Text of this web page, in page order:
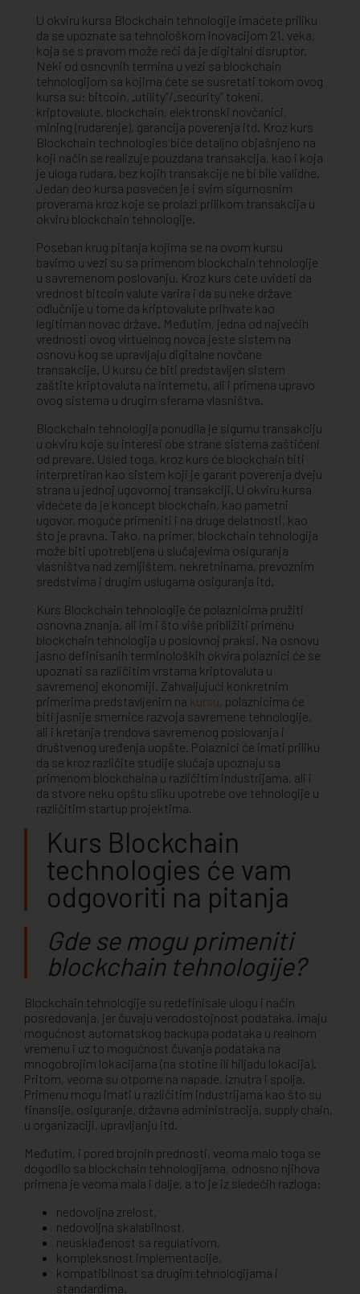
U okviru kursa Blockchain tehnologije imaćete priliku
da se upoznate sa tehnološkom inovacijom 21. veka,
koja se s pravom može reći da je digitalni disruptor.
Neki od osnovnih termina u vezi sa blockchain
tehnologijom sa kojima ćete se susretati tokom ovog
kursa su: bitcoin, „utility”/„security” tokeni,
kriptovalute, blockchain, elektronski novčanici,
mining (rudarenje), garancija poverenja itd. Kroz kurs
Blockchain technologies biće detaljno objašnjeno na
koji način se realizuje pouzdana transakcija, kao i koja
je uloga rudara, bez kojih transakcije ne bi bile validne.
Jedan deo kursa posvećen je i svim sigurnosnim
proverama kroz koje se prolazi prilikom transakcija u
okviru blockchain tehnologije.
Poseban krug pitanja kojima se na ovom kursu
bavimo u vezi su sa primenom blockchain tehnologije
u savremenom poslovanju. Kroz kurs ćete uvideti da
vrednost bitcoin valute varira i da su neke države
odlučnije u tome da kriptovalute prihvate kao
legitiman novac države. Međutim, jedna od najvećih
vrednosti ovog virtuelnog novca jeste sistem na
osnovu kog se upravljaju digitalne novčane
transakcije. U kursu će biti predstavljen sistem
zaštite kriptovaluta na internetu, ali i primena upravo
ovog sistema u drugim sferama vlasništva.
Blockchain tehnologija ponudila je sigurnu transakciju
u okviru koje su interesi obe strane sistema zaštićeni
od prevare. Usled toga, kroz kurs će blockchain biti
interpretiran kao sistem koji je garant poverenja dveju
strana u jednoj ugovornoj transakciji. U okviru kursa
videćete da je koncept blockchain, kao pametni
ugovor, moguće primeniti i na druge delatnosti, kao
što je pravna. Tako, na primer, blockchain tehnologija
može biti upotrebljena u slučajevima osiguranja
vlasništva nad zemljištem, nekretninama, prevoznim
sredstvima i drugim uslugama osiguranja itd.
Kurs Blockchain tehnologije će polaznicima pružiti
osnovna znanja, ali im i što više približiti primenu
blockchain tehnologija u poslovnoj praksi. Na osnovu
jasno definisanih terminoloških okvira polaznici će se
upoznati sa različitim vrstama kriptovaluta u
savremenoj ekonomiji. Zahvaljujući konkretnim
primerima predstavljenim na kursu , polaznicima će
biti jasnije smernice razvoja savremene tehnologije,
ali i kretanja trendova savremenog poslovanja i
društvenog uređenja uopšte. Polaznici će imati priliku
da se kroz različite studije slučaja upoznaju sa
primenom blockchaina u različitim industrijama, ali i
da stvore neku opštu sliku upotrebe ove tehnologije u
različitim startup projektima.
Kurs Blockchain
technologies će vam
odgovoriti na pitanja
Gde se mogu primeniti
blockchain tehnologije?
Blockchain tehnologije su redefinisale ulogu i način
posredovanja, jer čuvaju verodostojnost podataka, imaju
mogućnost automatskog backupa podataka u realnom
vremenu i uz to mogućnost čuvanja podataka na
mnogobrojim lokacijama (na stotine ili hiljadu lokacija).
Pritom, veoma su otporne na napade, iznutra i spolja.
Primenu mogu imati u različitim industrijama kao što su
finansije, osiguranje, državna administracija, supply chain,
u organizaciji, upravljanju itd.
Međutim, i pored brojnih prednosti, veoma malo toga se
dogodilo sa blockchain tehnologijama, odnosno njihova
primena je veoma mala i dalje, a to je iz sledećih razloga:
nedovoljna zrelost,
nedovoljna skalabilnost,
neusklađenost sa regulativom,
kompleksnost implementacije,
kompatibilnost sa drugim tehnologijama i
standardima.